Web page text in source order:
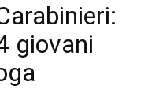
giovani